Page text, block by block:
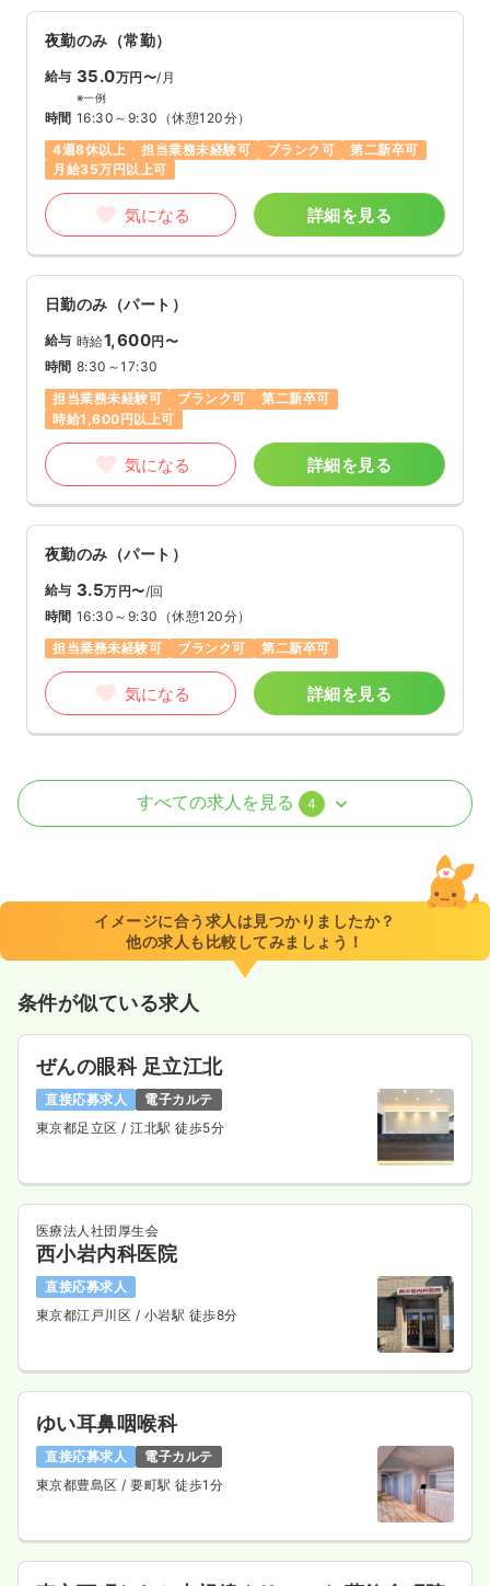
夜勤のみ（常勤）
給与 35.0万円〜/月
※一例
時間 16:30～9:30 （休憩120分）
4週8休以上
担当業務未経験可 ブランク可
第二新卒可
月給35万円以上可
気になる 詳細を見る
日勤のみ（パート）
給与 時給1,600円〜
時間 8:30～17:30
担当業務未経験可
ブランク可
第二新卒可
時給1,600円以上可
気になる 詳細を見る
夜勤のみ（パート）
給与 3.5万円〜/回
時間 16:30～9:30 （休憩120分）
担当業務未経験可
ブランク可 第二新卒可
気になる 詳細を見る
病棟 正看護師 / 管理職
8:30～17:30（休憩60分）
4週8休以上
年収500万円以上可
気になる
外来正・准看護師 クリニック
一時募集休止
時間 8:30～17:30
気になる 詳細を見る
給与 時給1,500円〜
時間 8:30～17:30
気になる 詳細を見る
すべての求人を見る 4
イメージに合う求人は見つかりましたか？
他の求人も比較してみましょう！
条件が似ている求人
ぜんの眼科 足立江北
直接応募求人
電子カルテ
東京都足立区/ 江北駅 徒歩5分
医療法人社団厚生会
西小岩内科医院
直接応募求人
東京都江戸川区 / 小岩駅 徒歩8分
ゆい耳鼻咽喉科
直接応募求人
電子カルテ
東京都豊島区/ 要町駅 徒歩1分